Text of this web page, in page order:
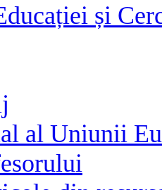
și
al Uniunii